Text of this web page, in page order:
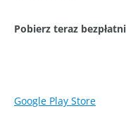
Pobierz teraz
Google Play Store